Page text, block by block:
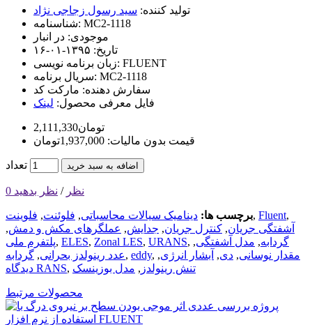
تولید کننده: سید رسول زجاجی نژاد
شناسنامه: MC2-1118
موجودی: در انبار
تاریخ: ۱۳۹۵-۰۱-۱۶
زبان برنامه نویسی: FLUENT
سریال برنامه: MC2-1118
سفارش دهنده: مارکت کد
فایل معرفی محصول: لینک
2,111,330تومان
قیمت بدون مالیات: 1,937,000تومان
تعداد اضافه به سبد خرید
0 نظر / نظر بدهید
برچسب ها: دینامیک سیالات محاسباتی, فلوئنت, فلوینت , Fluent,
آشفتگی جریان, کنترل جریان, جدایش, عملگرهای مکش و دمش,
پلتفرم ملی, ELES, Zonal LES, URANS, گردابه, مدل آشفتگی,
عدد رینولدز بحرانی, گردابه , eddy, مقدار نوسانی, دی, آبشار انرژی,
دیدگاه RANS, تنش رینولدز , مدل بوزینسک
محصولات مرتبط